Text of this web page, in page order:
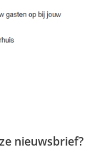
nieuwsbrief?